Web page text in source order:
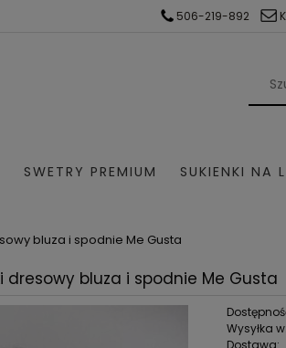
506-219-892
SWETRY PREMIUM SUKIENKI NA
KOMUNIE SUKIENKI NA WESELE
bluza i spodnie Me Gusta
dresowy bluza i spodnie Me Gusta
Wysyłka
Dostawa: